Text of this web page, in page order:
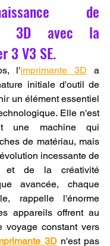
de
3D avec la
3 V3 SE.
l'imprimante 3D a
initiale d'outil de
un élément essentiel
Elle n'est
une machine qui
de matériau, mais
incessante de
et de la créativité
avancée, chaque
rappelle l'énorme
appareils offrent au
voyage constant vers
3D n'est pas